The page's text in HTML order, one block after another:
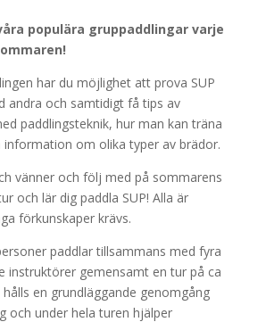
populära gruppaddlingar varje
har du möjlighet att prova SUP
andra och samtidigt få tips av
paddlingsteknik, hur man kan träna
information om olika typer av brädor.
vänner och följ med på sommarens
och lär dig paddla SUP! Alla är
förkunskaper krävs.
paddlar tillsammans med fyra
instruktörer gemensamt en tur på ca
en grundläggande genomgång
och under hela turen hjälper